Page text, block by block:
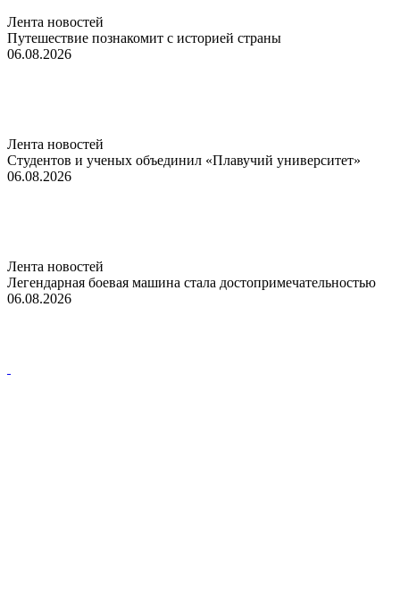
Лента новостей
Путешествие познакомит с историей страны
06.08.2026
Лента новостей
Студентов и ученых объединил «Плавучий университет»
06.08.2026
Лента новостей
Легендарная боевая машина стала достопримечательностью
06.08.2026